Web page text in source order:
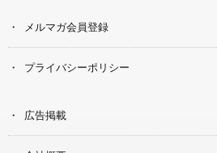
メルマガ会員登録
プライバシーポリシー
広告掲載